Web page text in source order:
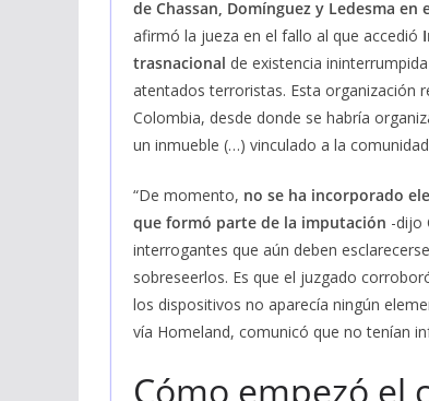
de Chassan, Domínguez y Ledesma
afirmó la jueza en el fallo al que accedió
trasnacional de existencia
atentados terroristas. Esta organización
Colombia, desde donde se habría
un inmueble (…) vinculado a la comunidad
“De momento, no se ha incorporado
que formó parte de la imputación -dijo
interrogantes que aún deben
sobreseerlos. Es que el juzgado
los dispositivos no aparecía ningún
vía Homeland, comunicó que no tenían
Cómo empezó el